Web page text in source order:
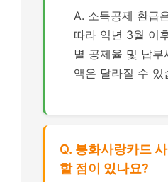
A. 소득공제 환급
따라 익년 3월 이
별 공제율 및 납
액은 달라질 수 있
Q. 봉화사랑카드
할 점이 있나요?